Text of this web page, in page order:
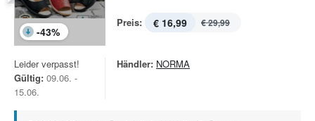
-43%
Preis: € 16,99 € 29,99
Leider verpasst!
Gültig: 09.06. -
15.06.
Händler: NORMA